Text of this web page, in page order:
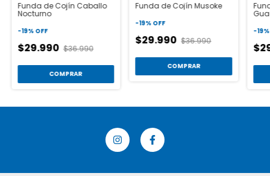
Funda de Cojín Caballo
Nocturno
-19% OFF
$29.990 $36.990
COMPRAR
Funda de Cojín Musoke
-19% OFF
$29.990 $36.990
COMPRAR
-19